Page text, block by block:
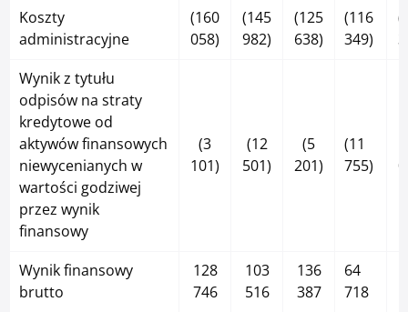
Koszty
administracyjne
(160
058)
(145
982)
(125
638)
(116
349)
Wynik z tytułu
odpisów na straty
kredytowe od
aktywów finansowych
niewycenianych w
wartości godziwej
przez wynik
finansowy
(3
101)
(12
501)
(5
201)
(11
755)
Wynik finansowy
brutto
128
746
103
516
136
387
64
718